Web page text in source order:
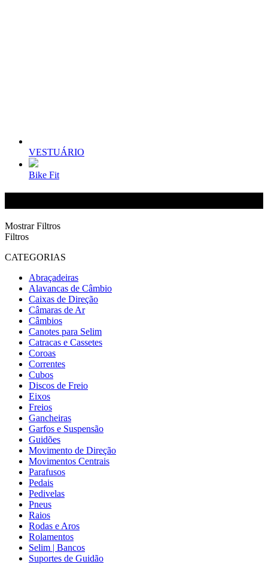
VESTUÁRIO
Bike Fit
Mostrar Filtros
Filtros
CATEGORIAS
Abraçadeiras
Alavancas de Câmbio
Caixas de Direção
Câmaras de Ar
Câmbios
Canotes para Selim
Catracas e Cassetes
Coroas
Correntes
Cubos
Discos de Freio
Eixos
Freios
Gancheiras
Garfos e Suspensão
Guidões
Movimento de Direção
Movimentos Centrais
Parafusos
Pedais
Pedivelas
Pneus
Raios
Rodas e Aros
Rolamentos
Selim | Bancos
Suportes de Guidão